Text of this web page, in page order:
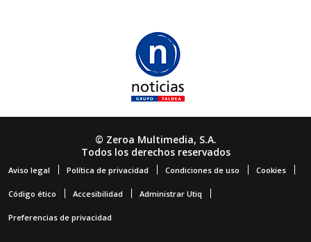
© Zeroa Multimedia, S.A.
Todos los derechos reservados
Aviso legal Política de privacidad Condiciones de uso Cookies
Código ético Accesibilidad Administrar Utiq
Preferencias de privacidad